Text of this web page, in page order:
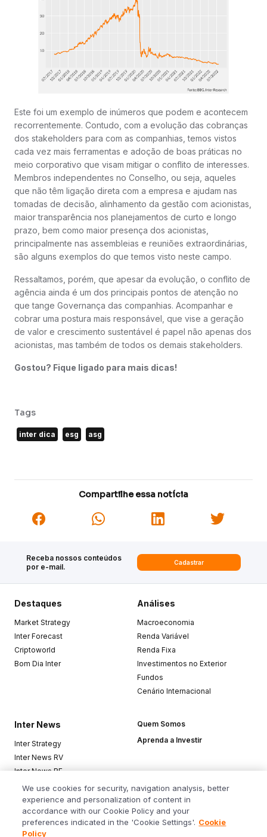
Este foi um exemplo de inúmeros que podem e acontecem
recorrentemente. Contudo, com a evolução das cobranças
dos stakeholders para com as companhias, temos vistos
cada vez mais ferramentas e adoção de boas práticas no
meio corporativo que visam mitigar o conflito de interesses.
Membros independentes no Conselho, ou seja, aqueles
que não têm ligação direta com a empresa e ajudam nas
tomadas de decisão, alinhamento da gestão com acionistas,
maior transparência nos planejamentos de curto e longo
prazo, bem como maior presença dos acionistas,
principalmente nas assembleias e reuniões extraordinárias,
são alguns exemplos do que temos visto neste campo.
Ressaltamos, porém, que apesar da evolução, o conflito de
agência ainda é um dos principais pontos de atenção no
que tange Governança das companhias. Acompanhar e
cobrar uma postura mais responsável, que vise a geração
de valor e crescimento sustentável é papel não apenas dos
acionistas, mas também de todos os demais stakeholders.
Gostou? Fique ligado para mais dicas!
Tags
inter dica esg asg
Compartilhe essa notícia
Receba nossos conteúdos
por e-mail.
Cadastrar
Destaques
Market Strategy
Inter Forecast
Criptoworld
Bom Dia Inter
Análises
Macroeconomia
Renda Variável
Renda Fixa
Investimentos no Exterior
Fundos
Cenário Internacional
Inter News
Inter Strategy
Inter News RV
Inter News RF
Top Funds
Quem Somos
Aprenda a Investir
Baixe o app
We use cookies for security, navigation analysis, better
experience and personalization of content in
accordance with our Cookie Policy and your
preferences indicated in the 'Cookie Settings'. Cookie
Policy